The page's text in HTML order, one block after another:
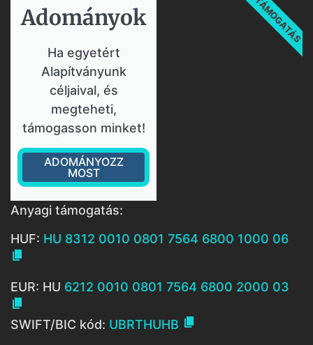
Adományok​
Ha egyetért
Alapítványunk
céljaival, és
megteheti,
támogasson minket!
ADOMÁNYOZZ
MOST
TÁMOGATÁS
Anyagi támogatás:
HUF: HU 8312 0010 0801 7564 6800 1000 06

EUR: HU 6212 0010 0801 7564 6800 2000 03

SWIFT/BIC kód: UBRTHUHB 